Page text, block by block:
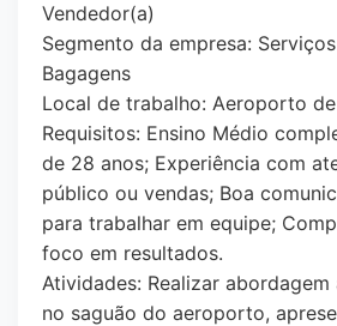
Vendedor(a)
Segmento da empresa:
Bagagens
Local de trabalho: Aeroporto
Requisitos: Ensino Médio
de 28 anos; Experiência com
público ou vendas; Boa
para trabalhar em equipe;
foco em resultados.
Atividades: Realizar
no saguão do aeroporto,